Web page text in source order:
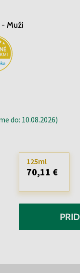
Muži
do: 10.08.2026)
125ml
70,11 €